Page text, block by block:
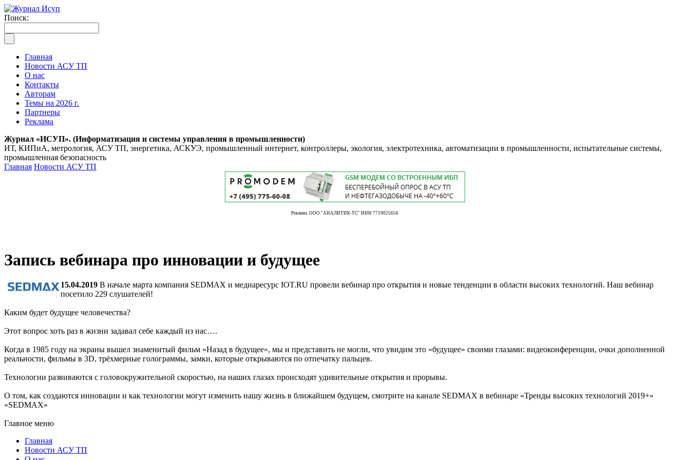
Поиск:
Главная
Новости АСУ ТП
О нас
Контакты
Авторам
Темы на 2026 г.
Партнеры
Реклама
Журнал «ИСУП». (Информатизация и системы управления в промышленности)
ИТ, КИПиА, метрология, АСУ ТП, энергетика, АСКУЭ, промышленный интернет, контроллеры, экология, электротехника, автоматизации в промышленности, испытательные системы,
промышленная безопасность
Главная Новости АСУ ТП
Реклама. ООО "АНАЛИТИК-ТС" ИНН 7719025656
Запись вебинарa про инновации и будущее
15.04.2019 В начале марта компания SEDMAX и медиаресурс IOT.RU провели вебинар про открытия и новые тенденции в области высоких технологий. Наш вебинар
посетило 229 слушателей!
Каким будет будущее человечества?
Этот вопрос хоть раз в жизни задавал себе каждый из нас….
Когда в 1985 году на экраны вышел знаменитый фильм «Назад в будущее», мы и представить не могли, что увидим это «будущее» своими глазами: видеоконференции, очки дополненной
реальности, фильмы в 3D, трёхмерные голограммы, замки, которые открываются по отпечатку пальцев.
Технологии развиваются с головокружительной скоростью, на наших глазах происходят удивительные открытия и прорывы.
О том, как создаются инновации и как технологии могут изменить нашу жизнь в ближайшем будущем, смотрите на канале SEDMAX в вебинаре «Тренды высоких технологий 2019+»
«SEDMAX»
Главное меню
Главная
Новости АСУ ТП